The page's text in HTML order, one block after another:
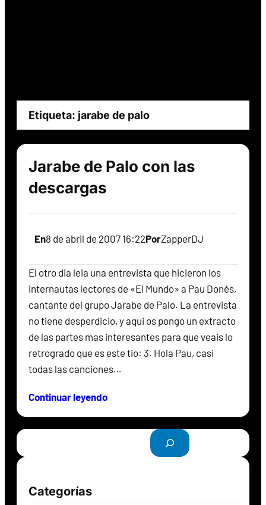
Etiqueta: jarabe de palo
Jarabe de Palo con las
descargas
En8 de abril de 2007 16:22PorZapperDJ
El otro dia leia una entrevista que hicieron los
internautas lectores de «El Mundo» a Pau Donés,
cantante del grupo Jarabe de Palo. La entrevista
no tiene desperdicio, y aqui os pongo un extracto
de las partes mas interesantes para que veais lo
retrogrado que es este tio: 3. Hola Pau, casi
todas las canciones…
Continuar leyendo
B
u
s
Categorías